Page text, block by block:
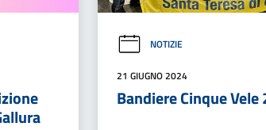
NOTIZIE
21 GIUGNO 2024
Bandiere Cinque Vele